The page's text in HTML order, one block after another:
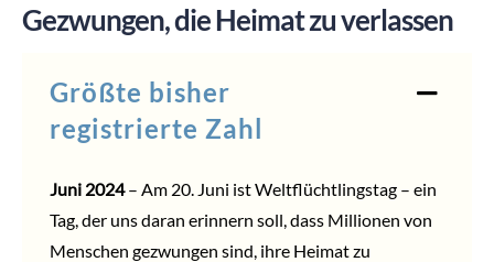
Gezwungen, die Heimat zu verlassen
Größte bisher
registrierte Zahl
Juni 2024– Am 20. Juni ist Weltflüchtlingstag – ein
Tag, der uns daran erinnern soll, dass Millionen von
Menschen gezwungen sind, ihre Heimat zu